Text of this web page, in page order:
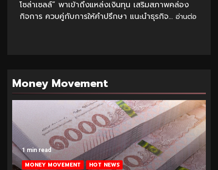
โซล่าเซลล์” พาเข้าถึงแหล่งเงินทุน เสริมสภาพคล่อง
กิจการ ควบคู่กับการให้คำปรึกษา แนะนำธุรกิจ... อ่านต่อ
Money Movement
1 min read
MONEY MOVEMENT HOT NEWS